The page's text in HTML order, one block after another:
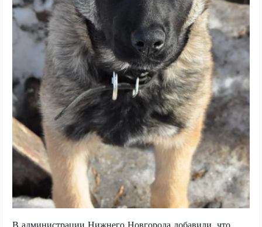
В администрации Нижнего Новгорода добавили, что